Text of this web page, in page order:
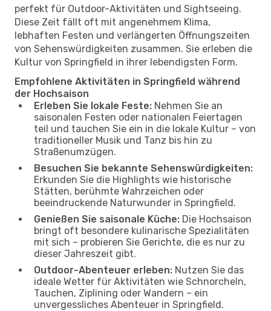
perfekt für Outdoor-Aktivitäten und Sightseeing.
Diese Zeit fällt oft mit angenehmem Klima,
lebhaften Festen und verlängerten Öffnungszeiten
von Sehenswürdigkeiten zusammen. Sie erleben die
Kultur von Springfield in ihrer lebendigsten Form.
Empfohlene Aktivitäten in Springfield während
der Hochsaison
Erleben Sie lokale Feste: Nehmen Sie an
saisonalen Festen oder nationalen Feiertagen
teil und tauchen Sie ein in die lokale Kultur – von
traditioneller Musik und Tanz bis hin zu
Straßenumzügen.
Besuchen Sie bekannte Sehenswürdigkeiten:
Erkunden Sie die Highlights wie historische
Stätten, berühmte Wahrzeichen oder
beeindruckende Naturwunder in Springfield.
Genießen Sie saisonale Küche: Die Hochsaison
bringt oft besondere kulinarische Spezialitäten
mit sich – probieren Sie Gerichte, die es nur zu
dieser Jahreszeit gibt.
Outdoor-Abenteuer erleben: Nutzen Sie das
ideale Wetter für Aktivitäten wie Schnorcheln,
Tauchen, Ziplining oder Wandern – ein
unvergessliches Abenteuer in Springfield.